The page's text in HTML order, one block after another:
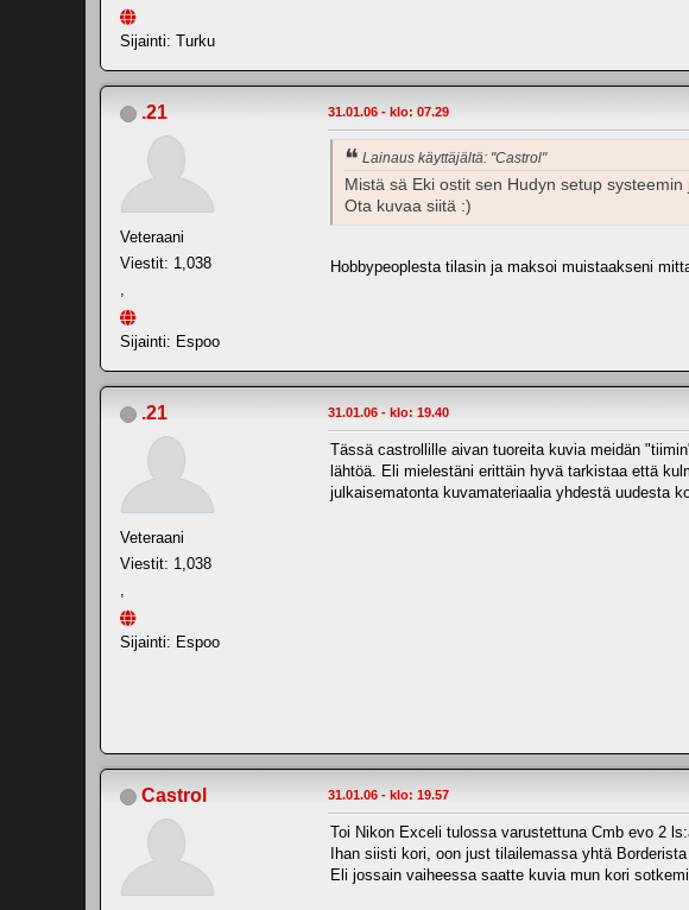
Sijainti: Turku
.21
Veteraani
Viestit: 1,038
,
Sijainti: Espoo
31.01.06 - klo: 07.29
Lainaus käyttäjältä: "Castrol"
Mistä sä Eki ostit sen Hudyn setup
Ota kuvaa siitä :)
Hobbypeoplesta tilasin ja maksoi muistaakseni
.21
Veteraani
Viestit: 1,038
,
Sijainti: Espoo
31.01.06 - klo: 19.40
Tässä castrollille aivan tuoreita kuvia meidän
lähtöä. Eli mielestäni erittäin hyvä tarkistaa että
julkaisematonta kuvamateriaalia yhdestä uudesta
Castrol 31.01.06 - klo: 19.57
Toi Nikon Exceli tulossa varustettuna Cmb evo 2
Ihan siisti kori, oon just tilailemassa yhtä
Eli jossain vaiheessa saatte kuvia mun kori